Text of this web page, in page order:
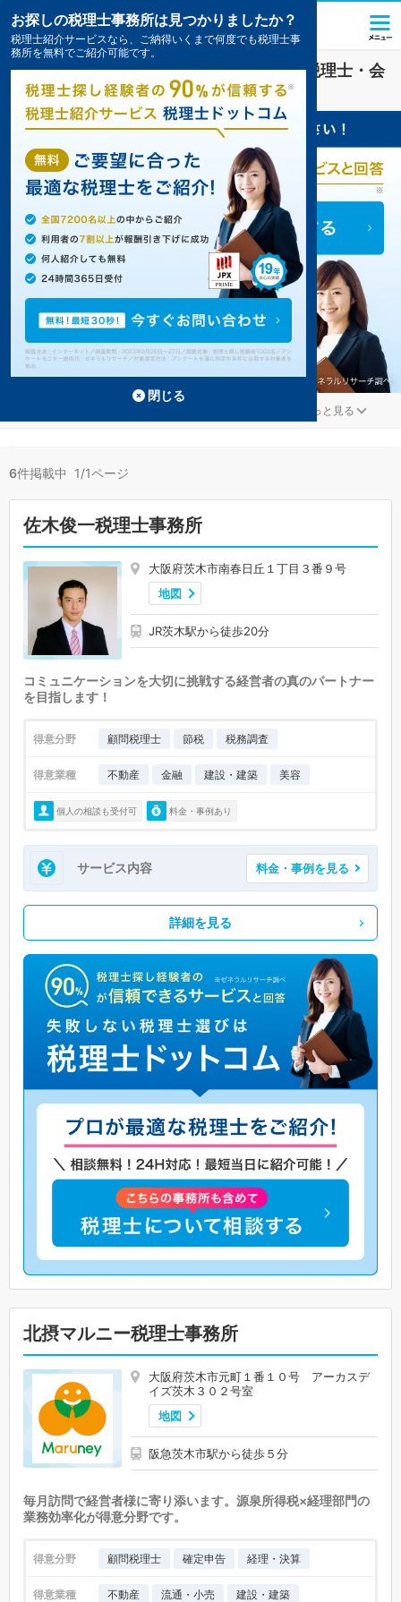
建設・建築業界に強い茨木市(大阪府)の税理士・会
計事務所の一覧6件掲載中
もっと見る
6件掲載中 1/1ページ
佐木俊一税理士事務所
大阪府茨木市南春日丘１丁目３番９号
地図
JR茨木駅から徒歩20分
コミュニケーションを大切に挑戦する経営者の真のパートナー
を目指します！
得意分野 顧問税理士 節税 税務調査
得意業種 不動産 金融 建設・建築 美容
個人の相談も受付可 料金・事例あり
サービス内容 料金・事例を見る
詳細を見る
北摂マルニー税理士事務所
大阪府茨木市元町１番１０号 アーカスデ
イズ茨木３０２号室
地図
阪急茨木市駅から徒歩５分
毎月訪問で経営者様に寄り添います。源泉所得税×経理部門の
業務効率化が得意分野です。
得意分野 顧問税理士 確定申告 経理・決算
得意業種 不動産 流通・小売
建設・建築
お探しの税理士事務所は見つかりましたか？
税理士紹介サービスなら、ご納得いくまで何度でも税理士事
務所を無料でご紹介可能です。
閉じる